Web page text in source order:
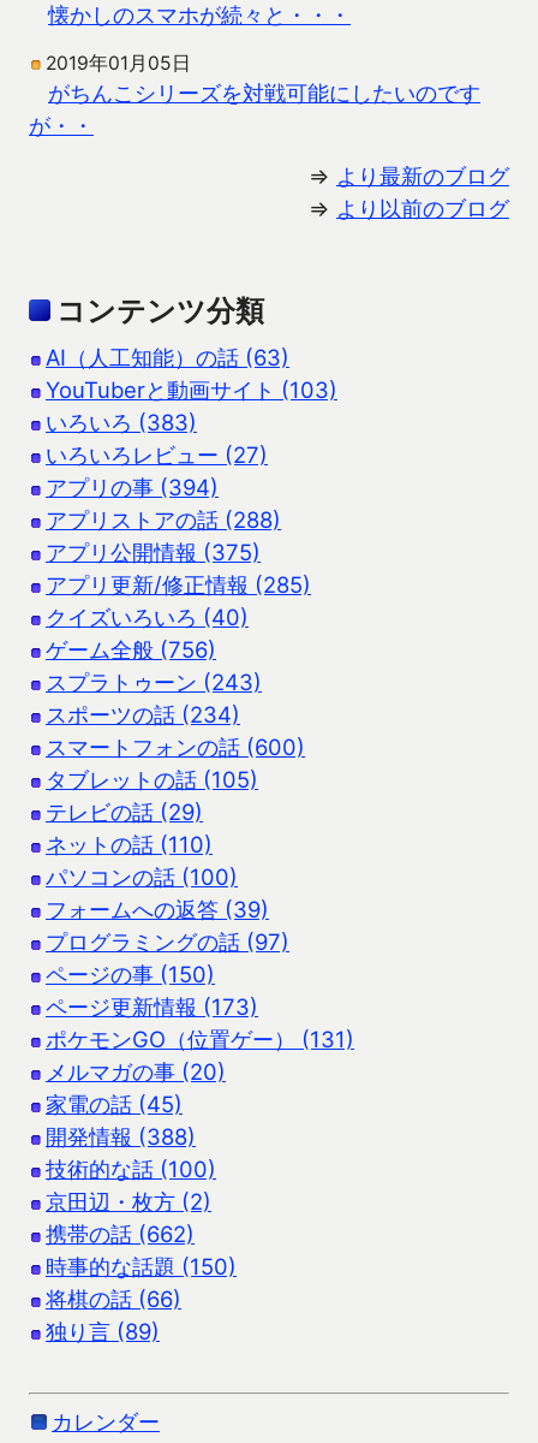
懐かしのスマホが続々と・・・
2019年01月05日
がちんこシリーズを対戦可能にしたいのです
が・・
⇒ より最新のブログ
⇒ より以前のブログ
コンテンツ分類
AI（人工知能）の話 (63)
YouTuberと動画サイト (103)
いろいろ (383)
いろいろレビュー (27)
アプリの事 (394)
アプリストアの話 (288)
アプリ公開情報 (375)
アプリ更新/修正情報 (285)
クイズいろいろ (40)
ゲーム全般 (756)
スプラトゥーン (243)
スポーツの話 (234)
スマートフォンの話 (600)
タブレットの話 (105)
テレビの話 (29)
ネットの話 (110)
パソコンの話 (100)
フォームへの返答 (39)
プログラミングの話 (97)
ページの事 (150)
ページ更新情報 (173)
ポケモンGO（位置ゲー） (131)
メルマガの事 (20)
家電の話 (45)
開発情報 (388)
技術的な話 (100)
京田辺・枚方 (2)
携帯の話 (662)
時事的な話題 (150)
将棋の話 (66)
独り言 (89)
カレンダー